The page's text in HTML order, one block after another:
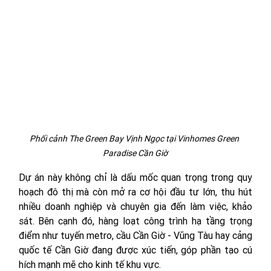
Phối cảnh The Green Bay Vịnh Ngọc tại Vinhomes Green
Paradise Cần Giờ
Dự án này không chỉ là dấu mốc quan trọng trong quy
hoạch đô thị mà còn mở ra cơ hội đầu tư lớn, thu hút
nhiều doanh nghiệp và chuyên gia đến làm việc, khảo
sát. Bên cạnh đó, hàng loạt công trình hạ tầng trọng
điểm như tuyến metro, cầu Cần Giờ - Vũng Tàu hay cảng
quốc tế Cần Giờ đang được xúc tiến, góp phần tạo cú
hích mạnh mẽ cho kinh tế khu vực.